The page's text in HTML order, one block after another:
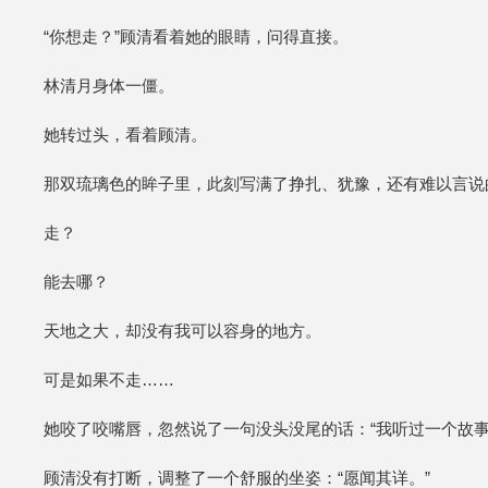
“你想走？”顾清看着她的眼睛，问得直接。
林清月身体一僵。
她转过头，看着顾清。
那双琉璃色的眸子里，此刻写满了挣扎、犹豫，还有难以言说
走？
能去哪？
天地之大，却没有我可以容身的地方。
可是如果不走……
她咬了咬嘴唇，忽然说了一句没头没尾的话：“我听过一个故
顾清没有打断，调整了一个舒服的坐姿：“愿闻其详。”